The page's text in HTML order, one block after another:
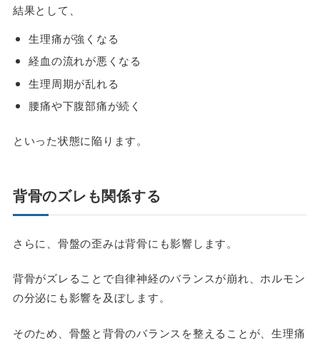
結果として、
生理痛が強くなる
経血の流れが悪くなる
生理周期が乱れる
腰痛や下腹部痛が続く
といった状態に陥ります。
背骨のズレも関係する
さらに、骨盤の歪みは背骨にも影響します。
背骨がズレることで自律神経のバランスが崩れ、ホルモン
の分泌にも影響を及ぼします。
そのため、骨盤と背骨のバランスを整えることが、生理痛